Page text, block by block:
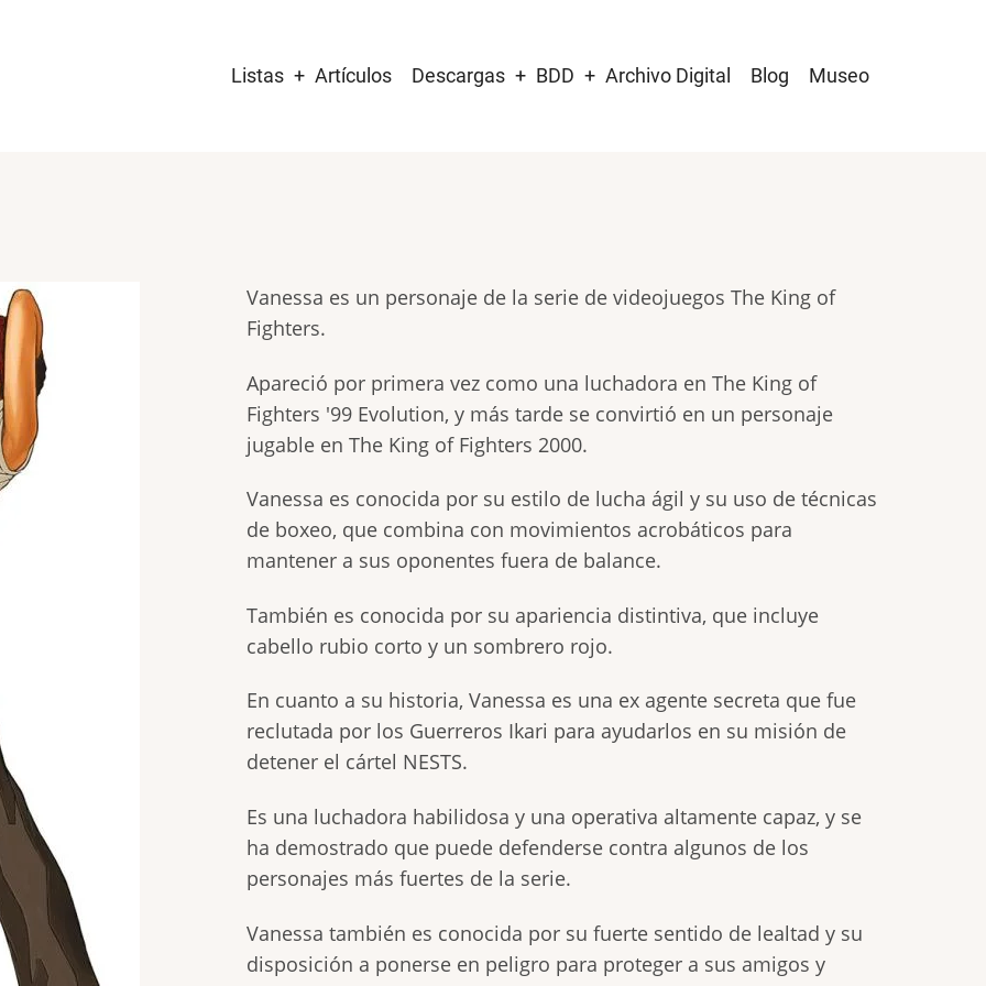
navigation
Listas Artículos Descargas BDD Archivo Digital Blog Museo
Vanessa es un personaje de la serie de videojuegos The King of
Fighters.
Apareció por primera vez como una luchadora en The King of
Fighters '99 Evolution, y más tarde se convirtió en un personaje
jugable en The King of Fighters 2000.
Vanessa es conocida por su estilo de lucha ágil y su uso de técnicas
de boxeo, que combina con movimientos acrobáticos para
mantener a sus oponentes fuera de balance.
También es conocida por su apariencia distintiva, que incluye
cabello rubio corto y un sombrero rojo.
En cuanto a su historia, Vanessa es una ex agente secreta que fue
reclutada por los Guerreros Ikari para ayudarlos en su misión de
detener el cártel NESTS.
Es una luchadora habilidosa y una operativa altamente capaz, y se
ha demostrado que puede defenderse contra algunos de los
personajes más fuertes de la serie.
Vanessa también es conocida por su fuerte sentido de lealtad y su
disposición a ponerse en peligro para proteger a sus amigos y